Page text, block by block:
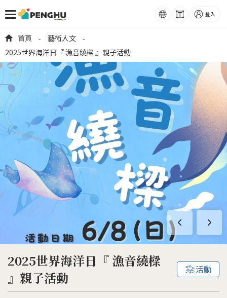
語系 字級 登入
首頁 - 藝術人文 -
2025世界海洋日『 漁音繞樑 』親子活動
2025世界海洋日『 漁音繞樑
』親子活動
活動